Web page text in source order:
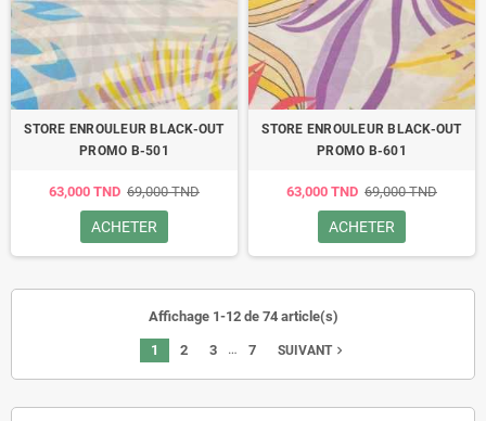
STORE ENROULEUR BLACK-OUT
PROMO B-501
63,000 TND 69,000 TND
ACHETER
STORE ENROULEUR BLACK-OUT
PROMO B-601
63,000 TND 69,000 TND
ACHETER
Affichage 1-12 de 74 article(s)
1 2 3 … 7 SUIVANTnavigate_next